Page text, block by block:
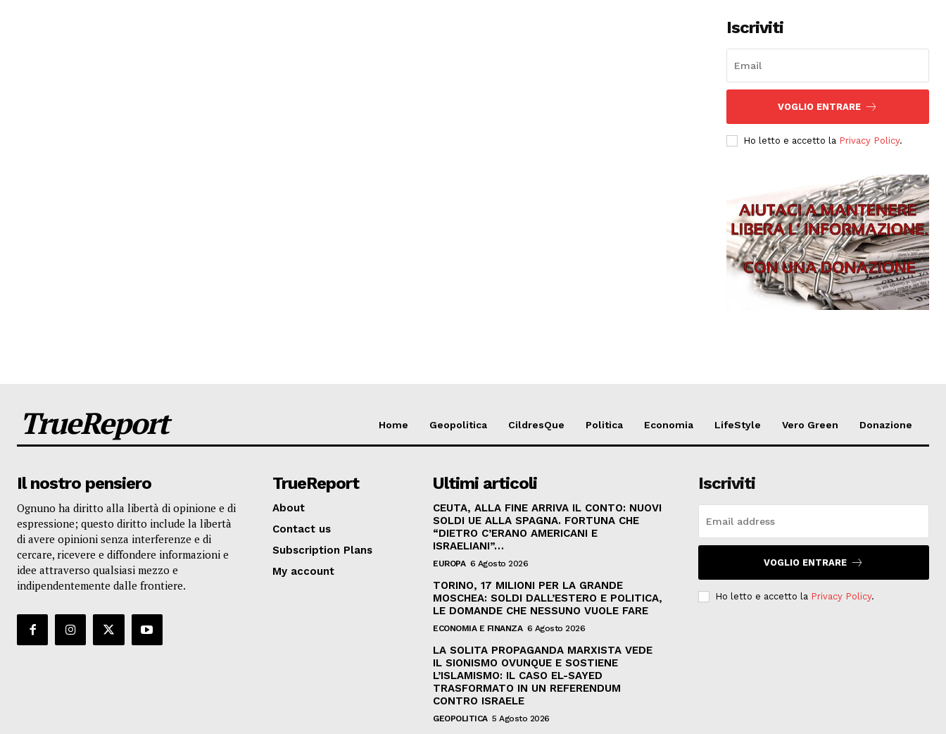
Iscriviti
VOGLIO ENTRARE
Ho letto e accetto la Privacy Policy.
TrueReport Home Geopolitica CildresQue Politica Economia LifeStyle Vero Green Donazione
Il nostro pensiero
Ognuno ha diritto alla libertà di opinione e di
espressione; questo diritto include la libertà
di avere opinioni senza interferenze e di
cercare, ricevere e diffondere informazioni e
idee attraverso qualsiasi mezzo e
indipendentemente dalle frontiere.
TrueReport
About
Contact us
Subscription Plans
My account
Ultimi articoli
CEUTA, ALLA FINE ARRIVA IL CONTO: NUOVI
SOLDI UE ALLA SPAGNA. FORTUNA CHE
“DIETRO C’ERANO AMERICANI E
ISRAELIANI”…
EUROPA 6 Agosto 2026
TORINO, 17 MILIONI PER LA GRANDE
MOSCHEA: SOLDI DALL’ESTERO E POLITICA,
LE DOMANDE CHE NESSUNO VUOLE FARE
ECONOMIA E FINANZA 6 Agosto 2026
LA SOLITA PROPAGANDA MARXISTA VEDE
IL SIONISMO OVUNQUE E SOSTIENE
L’ISLAMISMO: IL CASO EL-SAYED
TRASFORMATO IN UN REFERENDUM
CONTRO ISRAELE
GEOPOLITICA 5 Agosto 2026
Iscriviti
VOGLIO ENTRARE
Ho letto e accetto la Privacy Policy.